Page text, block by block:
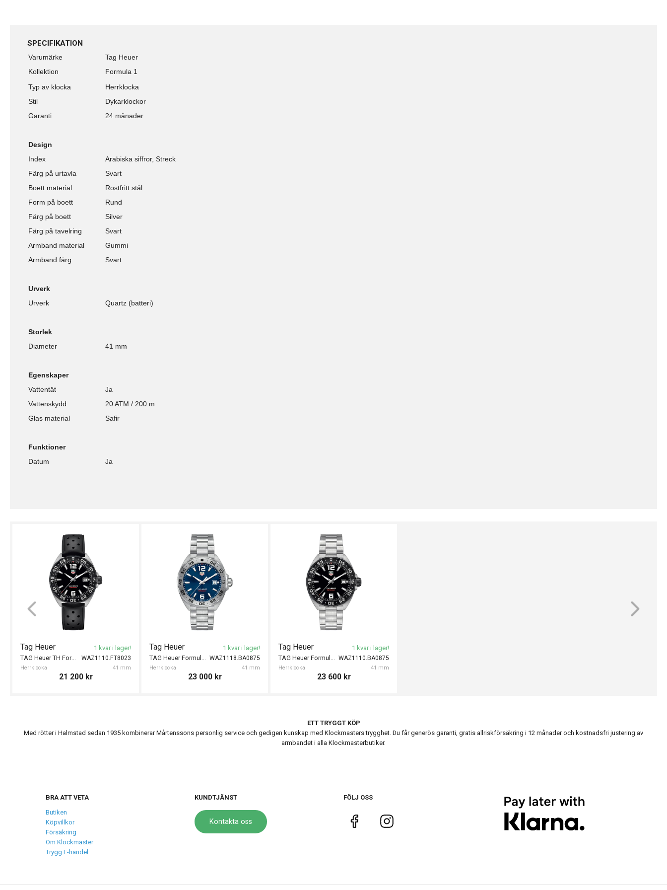
SPECIFIKATION
Varumärke
Tag Heuer
Kollektion
Formula 1
Typ av klocka
Herrklocka
Stil
Dykarklockor
Garanti
24 månader
Design
Index
Arabiska siffror, Streck
Färg på urtavla
Svart
Boett material
Rostfritt stål
Form på boett
Rund
Färg på boett
Silver
Färg på tavelring
Svart
Armband material
Gummi
Armband färg
Svart
Urverk
Urverk
Quartz (batteri)
Storlek
Diameter
41 mm
Egenskaper
Vattentät
Ja
Vattenskydd
20 ATM / 200 m
Glas material
Safir
Funktioner
Datum
Ja
WAZ1110.FT8023
Tag Heuer
Herrklocka 41 mm
TAG Heuer TH Formula 1 Date 41mm
1 kvar i lager!
21 200 kr
WAZ1118.BA0875
Tag Heuer
Herrklocka 41 mm
TAG Heuer Formula 1 Date 41mm
1 kvar i lager!
23 000 kr
WAZ1110.BA0875
Tag Heuer
Herrklocka 41 mm
TAG Heuer Formula 1 Date 41mm
1 kvar i lager!
23 600 kr
ETT TRYGGT KÖP
Med rötter i Halmstad sedan 1935 kombinerar Mårtenssons personlig service och gedigen kunskap med Klockmasters trygghet. Du får generös garanti, gratis allriskförsäkring i 12 månader och kostnadsfri justering av
armbandet i alla Klockmasterbutiker.
BRA ATT VETA
Butiken
Köpvillkor
Försäkring
Om Klockmaster
Trygg E-handel
KUNDTJÄNST
Kontakta oss
FÖLJ OSS